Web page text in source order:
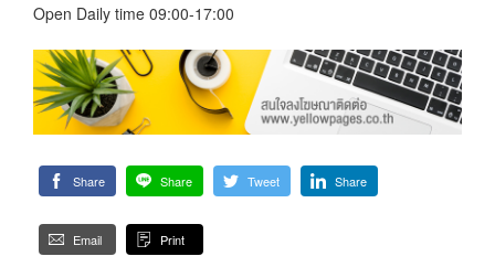
Open Daily time 09:00-17:00
Share Share Tweet Share
Email Print